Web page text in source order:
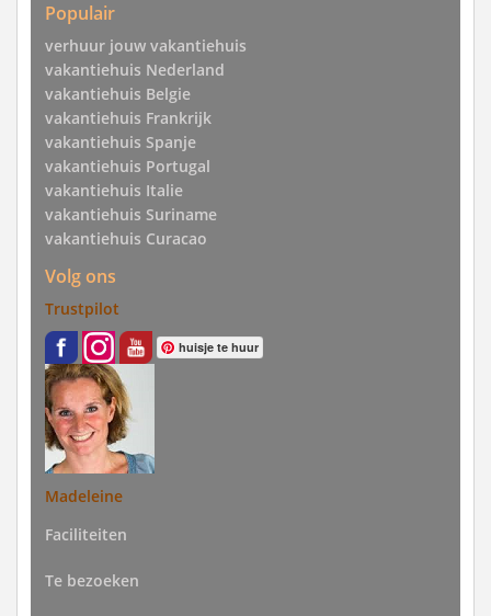
Populair
verhuur jouw vakantiehuis
vakantiehuis Nederland
vakantiehuis Belgie
vakantiehuis Frankrijk
vakantiehuis Spanje
vakantiehuis Portugal
vakantiehuis Italie
vakantiehuis Suriname
vakantiehuis Curacao
Volg ons
Trustpilot
huisje te huur
Madeleine
Faciliteiten
Te bezoeken